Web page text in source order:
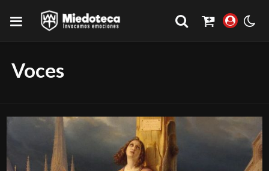
Voces